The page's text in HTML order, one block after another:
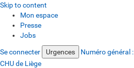
Skip to content
Mon espace
Presse
Jobs
Se connecter Urgences Numéro général :
CHU de Liège